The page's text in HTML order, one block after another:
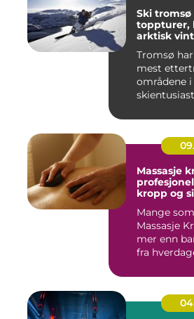
Ski
toppturer,
arktisk
Tromsø
mest
områdene
Massasje
kropp og
Mange
Massasje
mer enn
fra